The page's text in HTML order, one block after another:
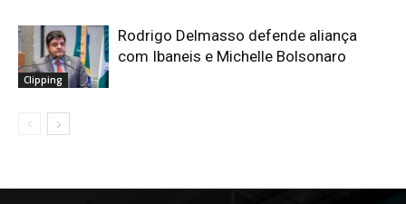
Clipping
Rodrigo Delmasso defende aliança
com Ibaneis e Michelle Bolsonaro